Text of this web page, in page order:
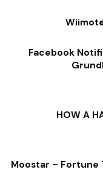
Facebook
HOW A
Moostar – Fortune